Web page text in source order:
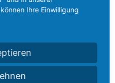
Ihre Einwilligung